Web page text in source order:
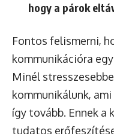
hogy a párok
Fontos felismerni,
kommunikációra
Minél
kommunikálunk,
így tovább. Ennek a
tudatos